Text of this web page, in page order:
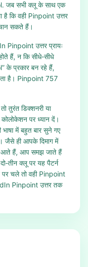
जब सभी क्लू के साथ एक
है कि वही Pinpoint उत्तर
सकते हैं।
Pinpoint उत्तर प्रायः
हैं, न कि सीधे‑सीधे
के प्रकार बन रहे हैं,
है। Pinpoint 757
तुरंत डिक्शनरी या
पर ध्यान दें।
में बहुत बार सुने गए
जैसे ही आपके दिमाग में
हैं, आप समझ जाते हैं
क्लू पर यह पैटर्न
पर चले तो वही Pinpoint
Pinpoint उत्तर तक